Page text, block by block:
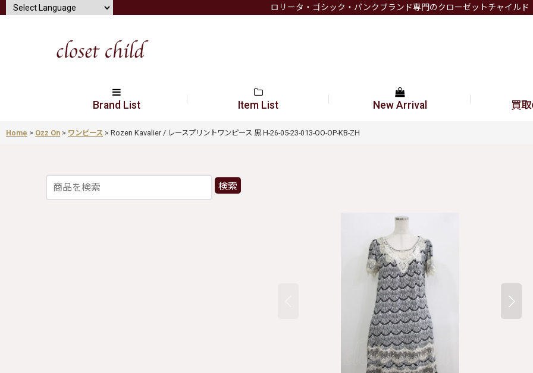
ロリータ・ゴシック・パンクブランド専門のクローゼットチャイルド
Brand List Item List New Arrival 買
Home > Ozz On > ワンピース > Rozen Kavalier / レースプリントワンピース 黒 H-26-05-23-013-OO-OP-KB-ZH
検索